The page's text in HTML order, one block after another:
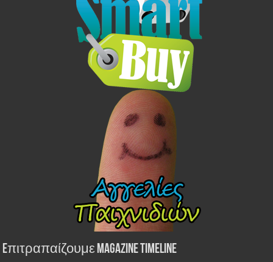
Eπιτραπαίζουμε Magazine Timeline